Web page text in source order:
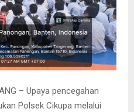
– Upaya pencegahan
Polsek Cikupa melalui